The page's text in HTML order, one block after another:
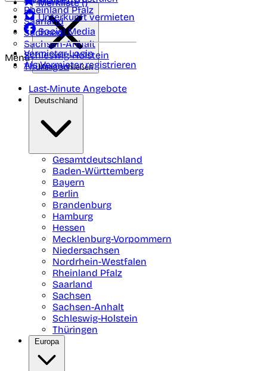
Rheinland Pfalz
Saarland
Sachsen
Sachsen-Anhalt
Schleswig-Holstein
Thüringen
Merkliste ()
Unterkunft vermieten
Social Media
Vermieter-Login
Als Vermieter registrieren
Menü
Menü schließen
Last-Minute Angebote
Deutschland
Gesamtdeutschland
Baden-Württemberg
Bayern
Berlin
Brandenburg
Hamburg
Hessen
Mecklenburg-Vorpommern
Niedersachsen
Nordrhein-Westfalen
Rheinland Pfalz
Saarland
Sachsen
Sachsen-Anhalt
Schleswig-Holstein
Thüringen
Europa